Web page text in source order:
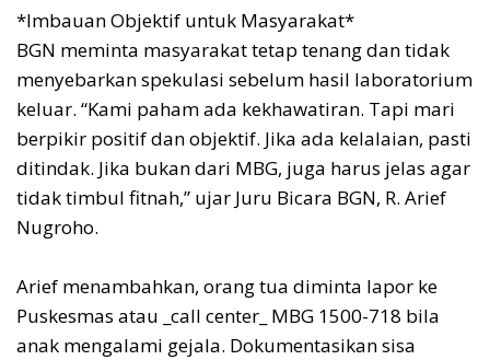
*Imbauan Objektif untuk Masyarakat*
BGN meminta masyarakat tetap tenang dan tidak
menyebarkan spekulasi sebelum hasil laboratorium
keluar. “Kami paham ada kekhawatiran. Tapi mari
berpikir positif dan objektif. Jika ada kelalaian, pasti
ditindak. Jika bukan dari MBG, juga harus jelas agar
tidak timbul fitnah,” ujar Juru Bicara BGN, R. Arief
Nugroho.
Arief menambahkan, orang tua diminta lapor ke
Puskesmas atau _call center_ MBG 1500-718 bila
anak mengalami gejala. Dokumentasikan sisa